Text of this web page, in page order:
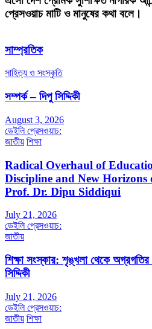
প্রেসওয়াচ মাটি ও মানুষের কথা বলে।
সাম্প্রতিক
সাহিত্য ও সংস্কৃতি
সম্পর্ক – দিপু সিদ্দিকী
August 3, 2026
ডেইলি প্রেসওয়াচ:
জাতীয় শিক্ষা
Radical Overhaul of
Discipline and New
Prof. Dr. Dipu Siddiqui
July 21, 2026
ডেইলি প্রেসওয়াচ:
জাতীয়
শিক্ষা সংস্কার: শৃঙ্খলা থেকে
সিদ্দিকী
July 21, 2026
ডেইলি প্রেসওয়াচ:
জাতীয় শিক্ষা